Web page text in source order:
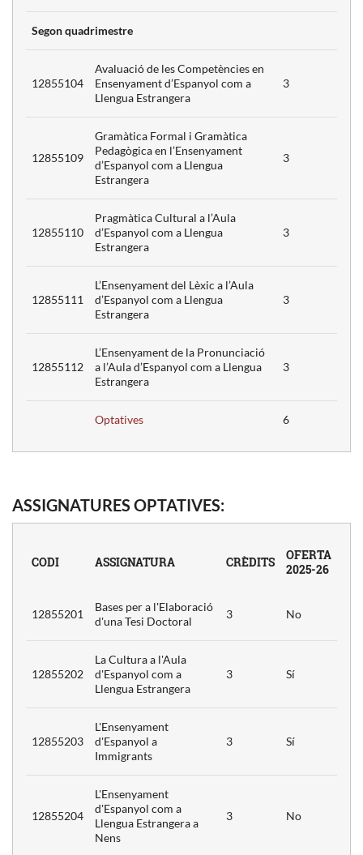
Segon quadrimestre
12855104
Avaluació de les Competències en
Ensenyament d’Espanyol com a
Llengua Estrangera
3
12855109
Gramàtica Formal i Gramàtica
Pedagògica en l’Ensenyament
d’Espanyol com a Llengua
Estrangera
3
12855110
Pragmàtica Cultural a l’Aula
d’Espanyol com a Llengua
Estrangera
3
12855111
L’Ensenyament del Lèxic a l’Aula
d’Espanyol com a Llengua
Estrangera
3
12855112
L’Ensenyament de la Pronunciació
a l’Aula d’Espanyol com a Llengua
Estrangera
3
Optatives 6
ASSIGNATURES OPTATIVES:
CODI ASSIGNATURA CRÈDITS
OFERTA
2025-26
12855201
Bases per a l'Elaboració
d'una Tesi Doctoral
3 No
12855202
La Cultura a l'Aula
d'Espanyol com a
Llengua Estrangera
3 Sí
12855203
L'Ensenyament
d'Espanyol a
Immigrants
3 Sí
12855204
L'Ensenyament
d'Espanyol com a
Llengua Estrangera a
Nens
3 No